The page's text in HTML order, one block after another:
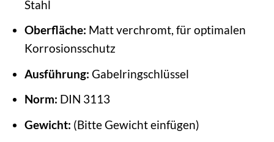
Stahl
Oberfläche: Matt verchromt, für optimalen
Korrosionsschutz
Ausführung: Gabelringschlüssel
Norm: DIN 3113
Gewicht: (Bitte Gewicht einfügen)